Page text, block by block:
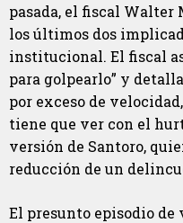
pasada, el fiscal Walter
los últimos dos
institucional. El fiscal
para golpearlo” y
por exceso de
tiene que ver con el
versión de Santoro,
reducción de un
El presunto episodio